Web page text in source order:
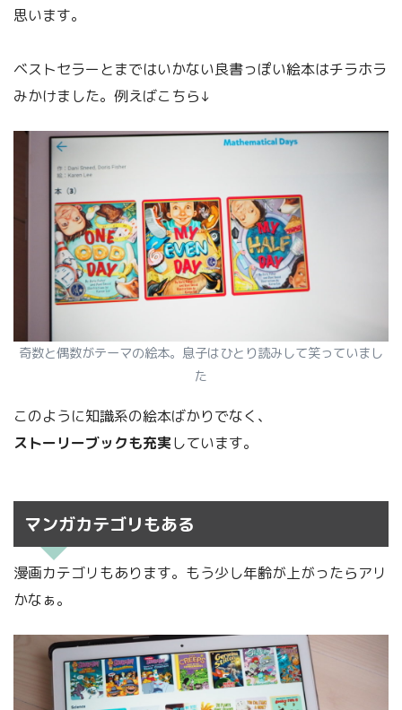
思います。
ベストセラーとまではいかない良書っぽい絵本はチラホラ
みかけました。例えばこちら↓
奇数と偶数がテーマの絵本。息子はひとり読みして笑っていまし
た
このように知識系の絵本ばかりでなく、
ストーリーブックも充実しています。
マンガカテゴリもある
漫画カテゴリもあります。もう少し年齢が上がったらアリ
かなぁ。